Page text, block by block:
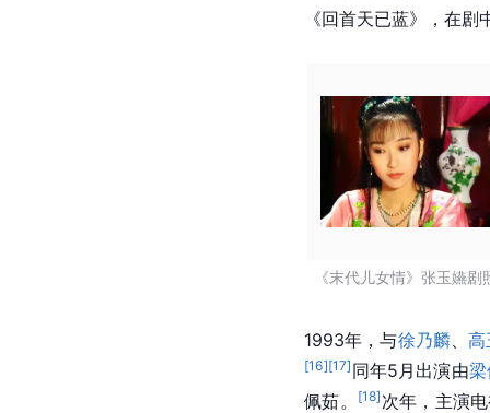
《回首天已蓝》，在
《末代儿女情》张玉嬿剧
1993年，与徐乃麟 、高
[16][17] 同年5月出演由
佩茹。
[18] 次年，主演